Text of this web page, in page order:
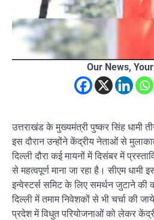
Our News,
उत्तराखंड के मुख्यमंत्री पुष्कर सिंह धामी
इस दौरान उन्होंने केंद्रीय नेताओं से
दिल्ली दौरा कई मायनों में दिसंबर में
से महत्वपूर्ण माना जा रहा है। सीएम धामी
इन्वेस्टर्स समिट के लिए समर्थन जुटाने
दिल्ली में तमाम निवेशकों से भी चर्चा की
प्रदेश में विधुत परियोजनाओं को लेकर